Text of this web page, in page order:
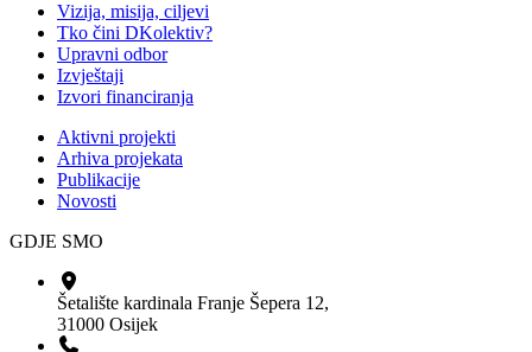
Vizija, misija, ciljevi
Tko čini DKolektiv?
Upravni odbor
Izvještaji
Izvori financiranja
Aktivni projekti
Arhiva projekata
Publikacije
Novosti
GDJE SMO
Šetalište kardinala Franje Šepera 12,
31000 Osijek